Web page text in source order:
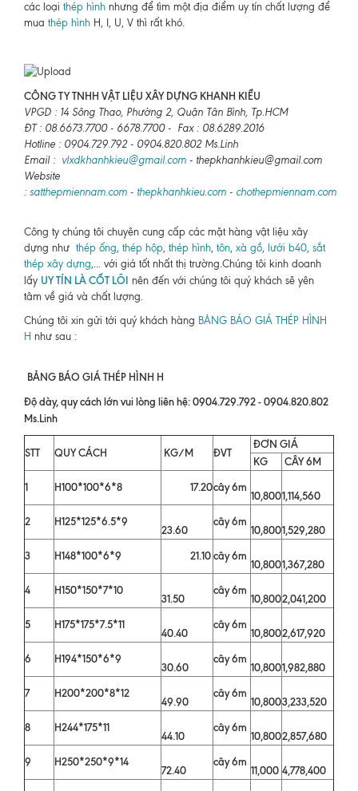
các loại thép hình nhưng để tìm một địa điểm uy tín chất lượng để
mua thép hình H, I, U, V thì rất khó.
CÔNG TY TNHH VẬT LIỆU XÂY DỰNG KHANH KIỀU
VPGD : 14 Sông Thao, Phường 2, Quận Tân Bình, Tp.HCM
ĐT : 08.6673.7700 - 6678.7700 - Fax : 08.6289.2016
Hotline : 0904.729.792 - 0904.820.802 Ms.Linh
Email : vlxdkhanhkieu@gmail.com - thepkhanhkieu@gmail.com
Website
: satthepmiennam.com - thepkhanhkieu.com - chothepmiennam.com
Công ty chúng tôi chuyên cung cấp các mặt hàng vật liệu xây
dựng như thép ống, thép hộp, thép hình, tôn, xà gồ, lưới b40, sắt
thép xây dựng,... với giá tốt nhất thị trường.Chúng tôi kinh doanh
lấy UY TÍN LÀ CỐT LÕI nên đến với chúng tôi quý khách sẽ yên
tâm về giá và chất lượng.
Chúng tôi xin gửi tới quý khách hàng BẢNG BÁO GIÁ THÉP HÌNH
H như sau :
BẢNG BÁO GIÁ THÉP HÌNH H
Độ dày, quy cách lớn vui lòng liên hệ: 0904.729.792 - 0904.820.802
Ms.Linh
STT QUY CÁCH KG/M ĐVT
ĐƠN GIÁ
KG
CÂY 6M
1
H100*100*6*8 17.20cây 6m
10,8001,114,560
2
H125*125*6.5*9
23.60
cây 6m
10,8001,529,280
3
H148*100*6*9 21.10cây 6m
10,8001,367,280
4
H150*150*7*10
31.50
cây 6m
10,8002,041,200
5
H175*175*7.5*11
40.40
cây 6m
10,8002,617,920
6
H194*150*6*9
30.60
cây 6m
10,8001,982,880
7
H200*200*8*12
49.90
cây 6m
10,8003,233,520
8
H244*175*11
44.10
cây 6m
10,8002,857,680
9
H250*250*9*14
72.40
cây 6m
11,000 4,778,400